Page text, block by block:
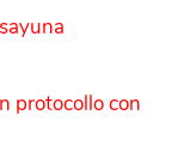
protocollo con